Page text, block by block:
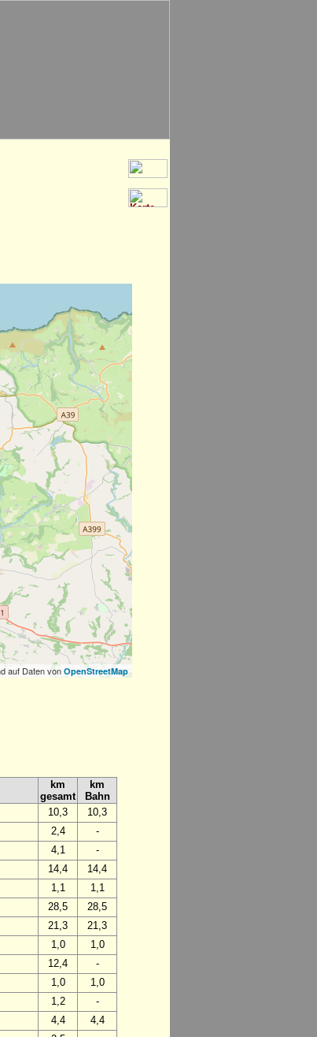
auf Daten vonOpenStreetMap
km
gesamt
km
Bahn
10,3
10,3
2,4
-
4,1
-
14,4
14,4
1,1
1,1
28,5
28,5
21,3
21,3
1,0
1,0
12,4
-
1,0
1,0
1,2
-
4,4
4,4